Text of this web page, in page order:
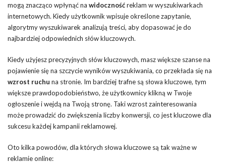
mogą znacząco wpłynąć na widocznośćreklam w wyszukiwarkach
internetowych. Kiedy użytkownik wpisuje określone zapytanie,
algorytmy wyszukiwarek analizują treści, aby dopasować je do
najbardziej odpowiednich słów kluczowych.
Kiedy użyjesz precyzyjnych słów kluczowych, masz większe szanse na
pojawienie się na szczycie wyników wyszukiwania, co przekłada się na
wzrost ruchu na stronie. Im bardziej trafne są słowa kluczowe, tym
większe prawdopodobieństwo, że użytkownicy klikną w Twoje
ogłoszenie i wejdą na Twoją stronę. Taki wzrost zainteresowania
może prowadzić do zwiększenia liczby konwersji, co jest kluczowe dla
sukcesu każdej kampanii reklamowej.
Oto kilka powodów, dla których słowa kluczowe są tak ważne w
reklamie online: